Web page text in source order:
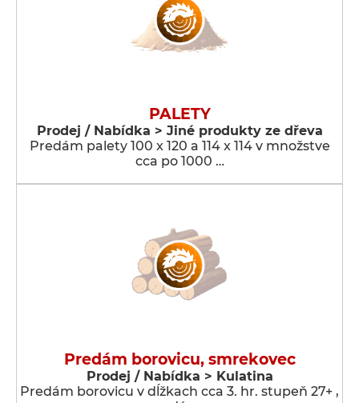
PALETY
Prodej / Nabídka > Jiné produkty ze dřeva
Predám palety 100 x 120 a 114 x 114 v množstve
cca po 1000 …
Predám borovicu, smrekovec
Prodej / Nabídka > Kulatina
Predám borovicu v dĺžkach cca 3. hr. stupeň 27+ ,